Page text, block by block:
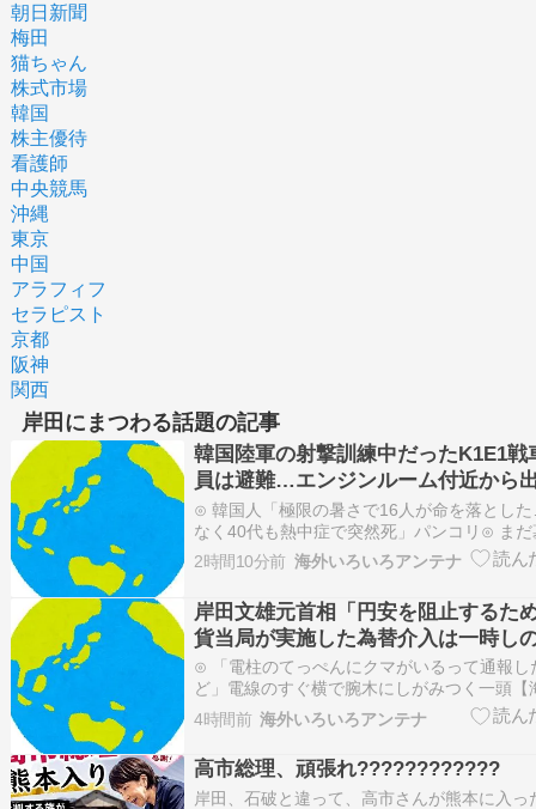
朝日新聞
梅田
猫ちゃん
株式市場
韓国
株主優待
看護師
中央競馬
沖縄
東京
中国
アラフィフ
セラピスト
京都
阪神
関西
岸田にまつわる話題の記事
韓国陸軍の射撃訓練中だったK1E1戦
員は避難…エンジンルーム付近から
⊙ 韓国人「極限の暑さで16人が命を落とし
なく40代も熱中症で突然死」パンコリ⊙ ま
マシと見るべきか。今はもう合葬墓ばかり
満身創痍の大谷翔平が放った特大24号逆転2
2時間10分前 海外いろいろアンテナ
岸田文雄元首相「円安を阻止するた
貨当局が実施した為替介入は一時し
い」
⊙ 「電柱のてっぺんにクマがいるって通報し
ど」電線のすぐ横で腕木にしがみつく一頭【
QQQ(海外の反応)⊙ 海外「日本にはこんな
んだけど皆は見たことある？」→「何これめ
のや…
4時間前 海外いろいろアンテナ
高市総理、頑張れ????????????
岸田、石破と違って、高市さんが熊本に入っ